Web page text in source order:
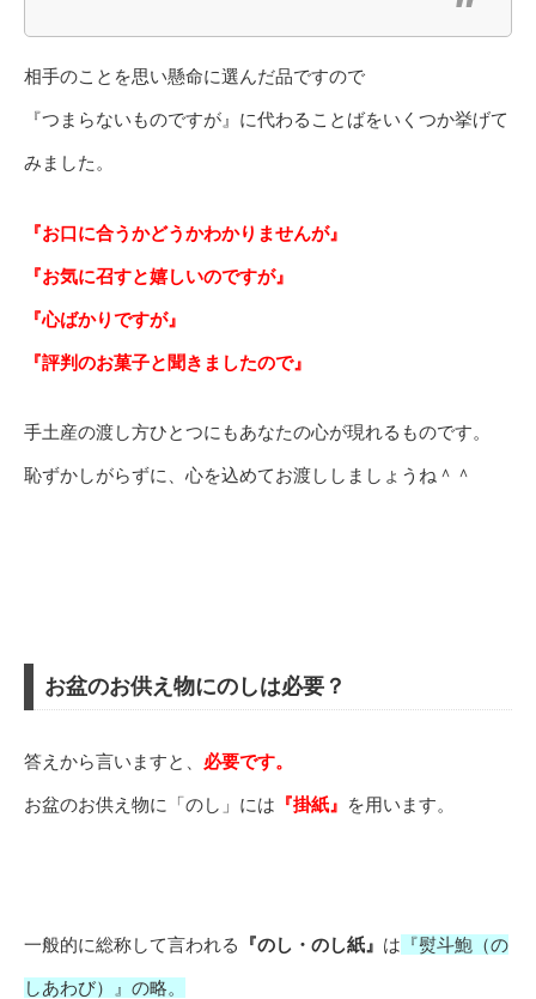
相手のことを思い懸命に選んだ品ですので
『つまらないものですが』に代わることばをいくつか挙げて
みました。
『お口に合うかどうかわかりませんが』
『お気に召すと嬉しいのですが』
『心ばかりですが』
『評判のお菓子と聞きましたので』
手土産の渡し方ひとつにもあなたの心が現れるものです。
恥ずかしがらずに、心を込めてお渡ししましょうね＾＾
お盆のお供え物にのしは必要？
答えから言いますと、 必要です。
お盆のお供え物に「のし」には 『掛紙』 を用います。
一般的に総称して言われる 『のし・のし紙』 は 『熨斗鮑（の
しあわび）』の略。